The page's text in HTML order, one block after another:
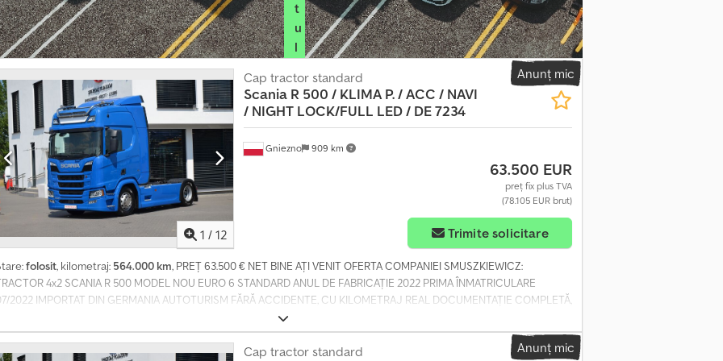
t
u
l
i
s
t
r
o
r
u
u
i
Anunț mic
1 / 12
Gniezno 909 km
Cap tractor standard
Scania R 500 / KLIMA P. / ACC / NAVI
/ NIGHT LOCK/FULL LED / DE 7234
63.500 EUR
preț fix plus TVA
(78.105 EUR brut)
Trimite solicitare
folosit, kilometraj: 564.000 km, PREȚ 63.500 € NET BINE AȚI VENIT OFERTA COMPANIEI SMUSZKIEWICZ:
4x2 SCANIA R 500 MODEL NOU EURO 6 STANDARD ANUL DE FABRICAȚIE 2022 PRIMA ÎNMATRICULARE
2022 IMPORTAT DIN GERMANIA AUTOTURISM FĂRĂ ACCIDENTE, CU KILOMETRAJ REAL DOCUMENTAȚIE COMPLETĂ,
CĂRȚI DE SERVICE ÎN STARE EXCELENTĂ, ATÂT TEHNIC, CÂT ȘI VIZUAL DOTĂRI: - AER CONDIȚIONAT PENTRU
- FARURI LED CU RAZĂ LUNGĂ, MONTATE ÎN GRILĂ ȘI PE CAPOTĂ - GRILĂ CU BARE DE PROTECȚIE -
FARURILE DIN FAȚĂ ȘI DIN SPATE SUNT CU TEHNOLOGIE LED - LUMINI DE ZI LED - TRANSMISIE AUTOMATĂ CU
Anunț mic
Cap tractor standard